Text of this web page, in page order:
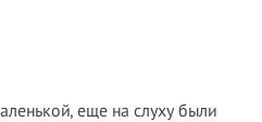
еще на слуху были